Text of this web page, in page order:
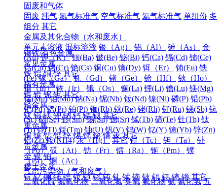
固废和气体
固废 纯气 氮气标准气 空气标准气 氦气标准气 单组份 多
组分 其它
金属及其化合物（水和废水）
单元素溶液 混标溶液 银（Ag） 铝（Al） 砷（As）
金
(Au) 钾（K） 钡(Ba) 铍(Be) 铋(Bi) 钙(Ca) 镉(Cd) 铈(Ce)
钴(Co) 铬(Cr) 铯(Cs) 铜(Cu) 镝(Dy) 铒（Er） 铕(Eu) 铁
(Fe) 镓（Ga） 钆（Gd） 锗（Ge） 铪（Hf）
钬（Ho）
铟（In） 铱（Ir） 锇（Os） 镧(La) 锂(Li) 镥(Lu) 镁(Mg)
锰(Mn) 钼(Mo) 钠(Na) 铌(Nb) 钕(Nd) 镍(Ni) 磷(P) 铅(Pb)
钯(Pd) 镨(Pr) 铂(Pt) 铷(Rb) 铼(Re) 铑(Rh) 钌(Ru) 锑(Sb) 钪
(Sc) 硒(Se) 钐(Sm) 锡(Sn) 锶(Sr) 铽(Tb) 碲(Te) 钍(Th) 钛
(Ti) 铊(Tl) 铥(Tm) 铀(U) 钒(V) 钨(W) 钇(Y) 镱(Yb) 锌(Zn)
锆(Zr) 铵(NH4) 汞（Hg） 其它 锝（Tc） 钽（Ta）
钋
（Po） 砹（At） 钫（Fr） 镭（Ra） 钷（Pm）
镤
（Pa） 锕（Ac）
气态污染物（气和废气）
二氧化硫 氮氧化物 二氧化氮 臭氧 氟化物 氨 氰化氢 五
钢铁/有色金属
常见金属
铁 铝 铜 锌 其它
稀有金属
锆 铪 铌 钽 其它
轻金属
钛 铝 镁 钾 钠 钙 锶 钡 其它
重金属
铜 镍 钴 铅 锌 锡 锑 铋 镉 汞 其它
贵金属
金 银 铂
稀土金属
钪 钇 镧 铈 镨 钕 钷 钐 铕 钆 铽 镝 钬 铒 铥 镱 镥 其它